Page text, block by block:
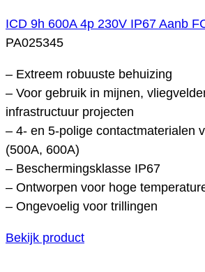
ICD 9h 600A 4p 230V IP67 Aanb
PA025345
– Extreem robuuste behuizing
– Voor gebruik in mijnen,
infrastructuur projecten
– 4- en 5-polige contactmaterialen
(500A, 600A)
– Beschermingsklasse IP67
– Ontworpen voor hoge
– Ongevoelig voor trillingen
Bekijk product